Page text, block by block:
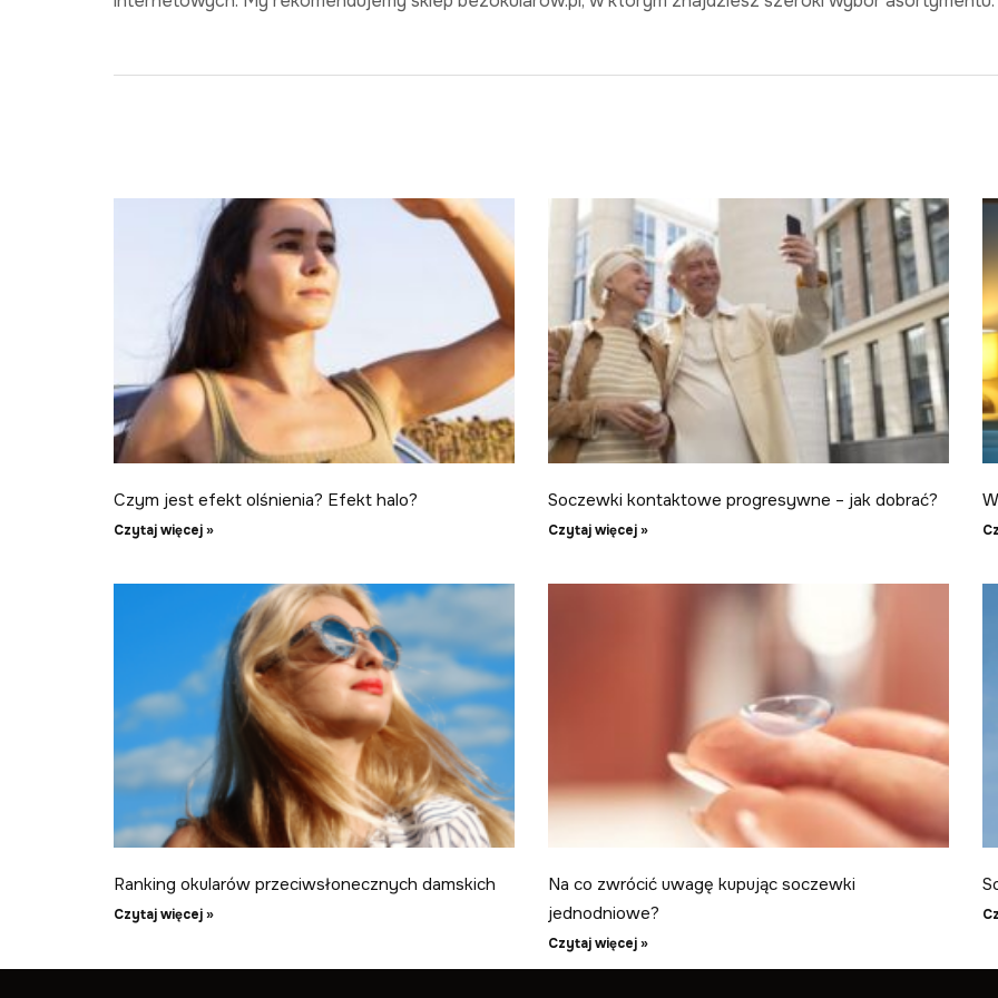
Czym jest efekt olśnienia? Efekt halo?
Czytaj więcej »
Soczewki kontaktowe progresywne – jak dobrać?
Czytaj więcej »
Ranking okularów przeciwsłonecznych damskich
Czytaj więcej »
Na co zwrócić uwagę kupując soczewki
jednodniowe?
Czytaj więcej »